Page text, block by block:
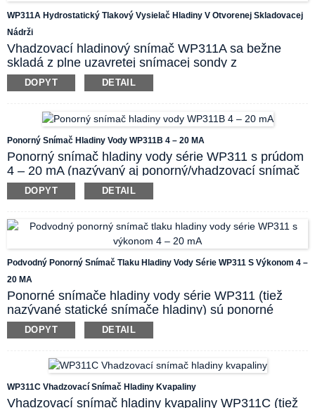
WP311A Hydrostatický Tlakový Vysielač Hladiny V Otvorenej Skladovacej
Nádrži
Vhadzovací hladinový snímač WP311A sa bežne
skladá z plne uzavretej snímacej sondy z
nehrdzavejúcej ocele a elektrického kábla s krytím
IP68. Produkt dokáže merať a regulovať hladinu
sondy do dna a detekciou hydrostatického tlaku.
Dvojvodičový odvetrávaný kábel poskytuje pohodlný
a rýchly výstup 4~20mA a napájanie 24VDC.
DOPYT DETAIL
Ponorný Snímač Hladiny Vody WP311B 4 – 20 MA
Ponorný snímač hladiny vody série WP311 s prúdom
4 – 20 mA (nazývaný aj ponorný/vhadzovací snímač
tlaku) využíva princíp hydrostatického tlaku na prevod
nameraného tlaku kvapaliny na hladinu. WP311B je
nezmáčateľnej rozvodnej krabice, vhadzovacieho
kábla a snímacej sondy. Sonda používa snímací čip
vynikajúcej kvality a je dokonale utesnená, čím
dosahuje stupeň krytia IP68. Ponorná časť môže byť
vyrobená z antikorózneho materiálu alebo môže byť
vystužená, aby odolala úderu blesku.
DOPYT DETAIL
Podvodný Ponorný Snímač Tlaku Hladiny Vody Série WP311 S Výkonom 4 –
20 MA
Ponorné snímače hladiny vody série WP311 (tiež
nazývané statické snímače hladiny) sú ponorné
snímače hladiny, ktoré určujú hladinu kvapaliny
meraním hydrostatického tlaku kvapaliny na dne
20mA. Produkty používajú pokročilé importované
citlivé komponenty s antikoróznou membránou a sú
vhodné na meranie hladiny nehybných kvapalín, ako
DOPYT DETAIL
WP311C Vhadzovací Snímač Hladiny Kvapaliny
Vhadzovací snímač hladiny kvapaliny WP311C (tiež